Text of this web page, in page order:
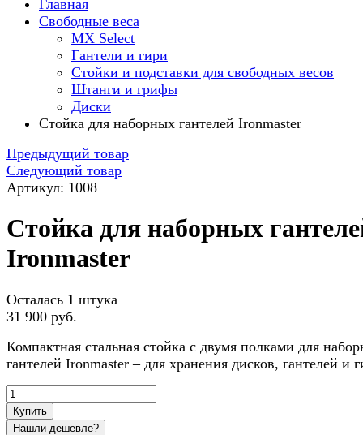
Главная
Свободные веса
MX Select
Гантели и гири
Стойки и подставки для свободных весов
Штанги и грифы
Диски
Стойка для наборных гантелей Ironmaster
Предыдущий товар
Следующий товар
Артикул: 1008
Стойка для наборных
Ironmaster
Осталась 1 штука
31 900 руб.
Компактная стальная стойка с двумя полками для
гантелей Ironmaster – для хранения дисков, гантелей и
Купить